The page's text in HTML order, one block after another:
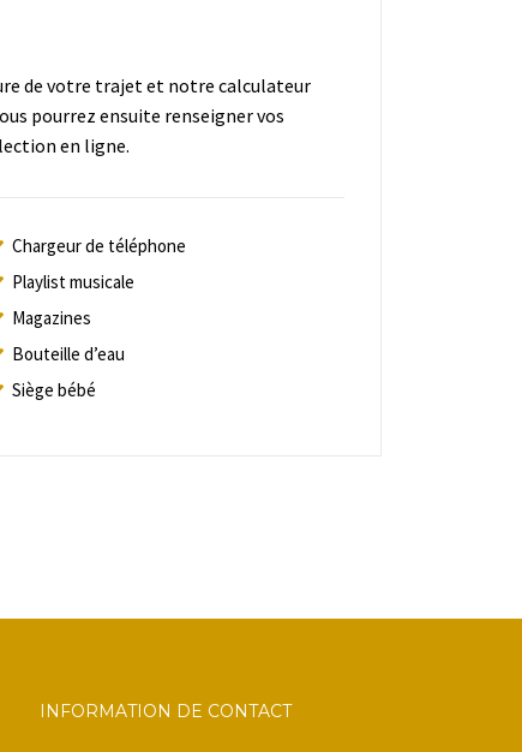
de votre trajet et notre calculateur
pourrez ensuite renseigner vos
en ligne.
Chargeur de téléphone
Playlist musicale
Magazines
Bouteille d’eau
Siège bébé
INFORMATION DE CONTACT